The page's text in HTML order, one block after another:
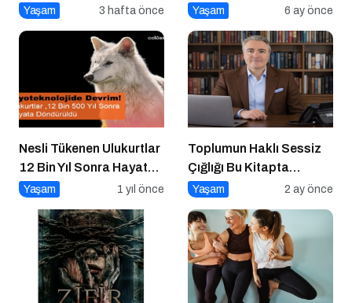
Yaşam 3 hafta önce Yaşam 6 ay önce
Nesli Tükenen Ulukurtlar
12 Bin Yıl Sonra Hayata
Döndürüldü
Yaşam 1 yıl önce
Toplumun Haklı Sessiz
Çığlığı Bu Kitapta
Toplandı
Yaşam 2 ay önce